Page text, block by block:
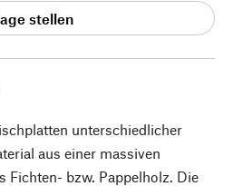
unterschiedlicher
aus einer massiven
Fichten- bzw. Pappelholz. Die
stellen